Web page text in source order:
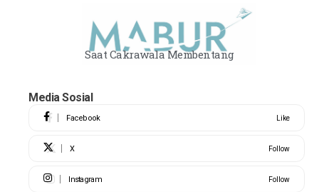
Saat Cakrawala Membentang
Media Sosial
Facebook Like
X Follow
Instagram Follow